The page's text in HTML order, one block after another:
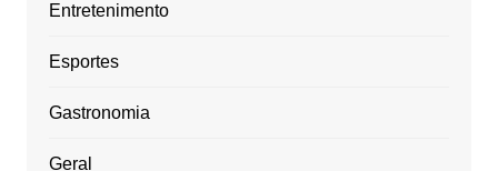
Entretenimento
Esportes
Gastronomia
Geral